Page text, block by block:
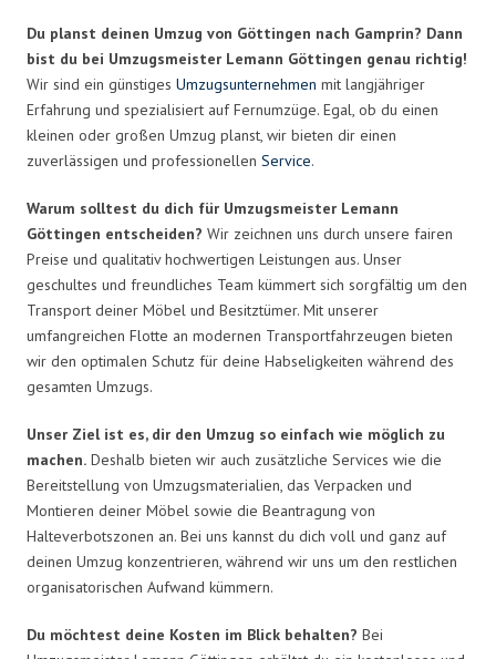
Du planst deinen Umzug von Göttingen nach Gamprin? Dann
bist du bei Umzugsmeister Lemann Göttingen genau richtig!
Wir sind ein günstiges Umzugsunternehmen mit langjähriger
Erfahrung und spezialisiert auf Fernumzüge. Egal, ob du einen
kleinen oder großen Umzug planst, wir bieten dir einen
zuverlässigen und professionellen Service.
Warum solltest du dich für Umzugsmeister Lemann
Göttingen entscheiden? Wir zeichnen uns durch unsere fairen
Preise und qualitativ hochwertigen Leistungen aus. Unser
geschultes und freundliches Team kümmert sich sorgfältig um den
Transport deiner Möbel und Besitztümer. Mit unserer
umfangreichen Flotte an modernen Transportfahrzeugen bieten
wir den optimalen Schutz für deine Habseligkeiten während des
gesamten Umzugs.
Unser Ziel ist es, dir den Umzug so einfach wie möglich zu
machen. Deshalb bieten wir auch zusätzliche Services wie die
Bereitstellung von Umzugsmaterialien, das Verpacken und
Montieren deiner Möbel sowie die Beantragung von
Halteverbotszonen an. Bei uns kannst du dich voll und ganz auf
deinen Umzug konzentrieren, während wir uns um den restlichen
organisatorischen Aufwand kümmern.
Du möchtest deine Kosten im Blick behalten? Bei